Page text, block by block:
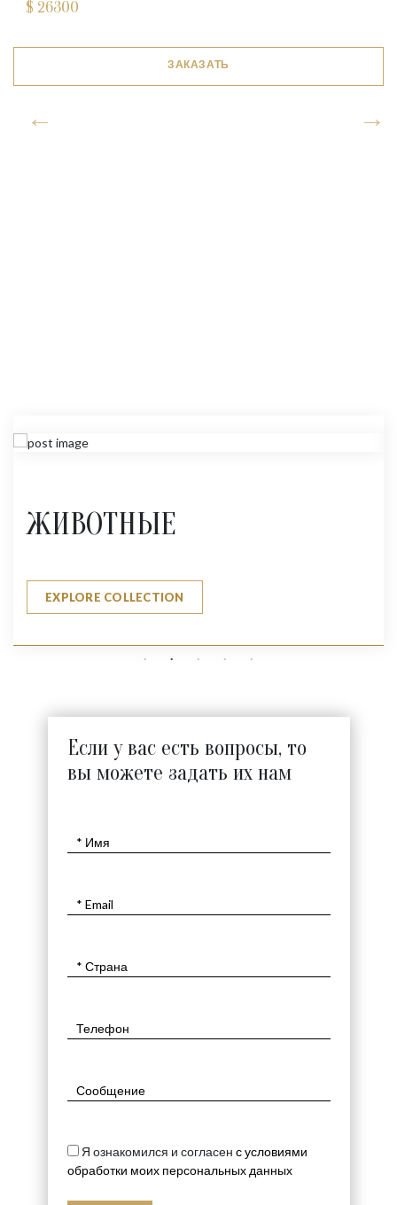
$ 26300
ЗАКАЗАТЬ
ЖИВОТНЫЕ
EXPLORE COLLECTION
Если у вас есть вопросы, то
вы можете задать их нам
Я ознакомился и согласен с условиями
обработки моих персональных данных